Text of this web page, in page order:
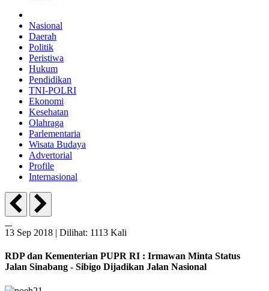
Nasional
Daerah
Politik
Peristiwa
Hukum
Pendidikan
TNI-POLRI
Ekonomi
Kesehatan
Olahraga
Parlementaria
Wisata Budaya
Advertorial
Profile
Internasional
13 Sep 2018 | Dilihat: 1113 Kali
RDP dan Kementerian PUPR RI : Irmawan Minta Status
Jalan Sinabang - Sibigo Dijadikan Jalan Nasional